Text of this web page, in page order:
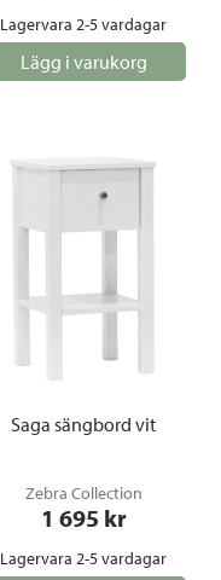
Lagervara 2-5 vardagar
Lägg i varukorg
Saga sängbord vit
Zebra Collection
1 695 kr
Lagervara 2-5 vardagar